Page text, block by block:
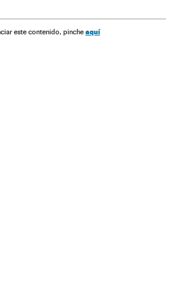
Sociedade Argentina
este contenido, pinche aquí